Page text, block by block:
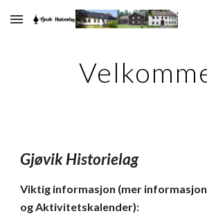
Skip to main content
Gjøvik Historielag
Viktig informasjon (mer
og Aktivitetskalender):